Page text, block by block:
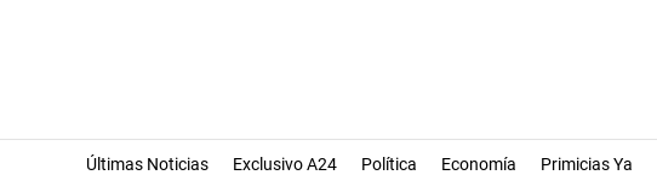
Últimas Noticias Exclusivo A24 Política Economía Primicias Ya